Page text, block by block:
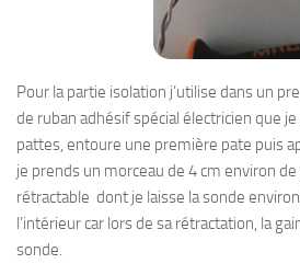
Pour la partie isolation j’utilise dans un
de ruban adhésif spécial électricien que
pattes, entoure une première pate puis
je prends un morceau de 4 cm environ
rétractable dont je laisse la sonde
l’intérieur car lors de sa rétractation, la
sonde.